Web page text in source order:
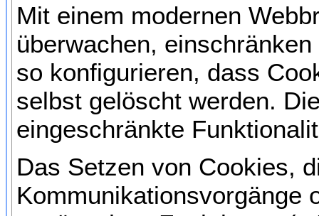
Mit einem modernen
überwachen,
so konfigurieren, dass
selbst gelöscht werden.
eingeschränkte
Das Setzen von Cookies,
Kommunikationsvorgänge